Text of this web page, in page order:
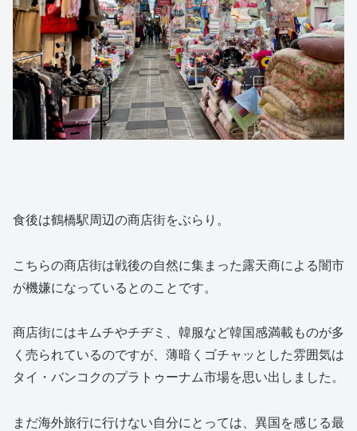
食後は鶴橋駅周辺の商店街をぶらり。
こちらの商店街は戦後の自然に集まった露天商による闇市
が機嫌になっているとのことです。
商店街にはキムチやチヂミ、韓服など韓国感満載ものが多
く売られているのですが、薄暗くゴチャッとした雰囲気は
タイ・バンコクのプラトゥーナム市場を思い出しました。
まだ海外旅行に行けない自分にとっては、異国を感じる最